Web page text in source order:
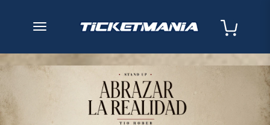
desplegar navegación